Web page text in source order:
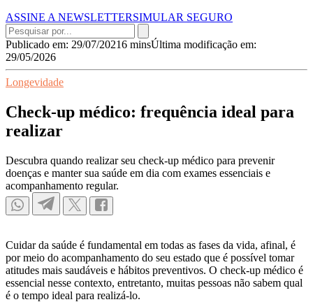
ASSINE A NEWSLETTERSIMULAR SEGURO
Publicado em: 29/07/20216 minsÚltima modificação em:
29/05/2026
Longevidade
Check-up médico: frequência ideal para
realizar
Descubra quando realizar seu check-up médico para prevenir
doenças e manter sua saúde em dia com exames essenciais e
acompanhamento regular.
Cuidar da saúde é fundamental em todas as fases da vida, afinal, é
por meio do acompanhamento do seu estado que é possível tomar
atitudes mais saudáveis e hábitos preventivos. O check-up médico é
essencial nesse contexto, entretanto, muitas pessoas não sabem qual
é o tempo ideal para realizá-lo.